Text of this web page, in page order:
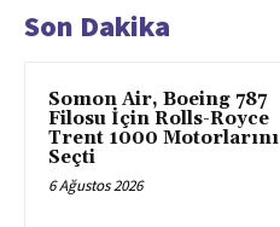
Son Dakika
Somon Air, Boeing 787
Filosu İçin Rolls-Royce
Trent 1000 Motorlarını
Seçti
6 Ağustos 2026